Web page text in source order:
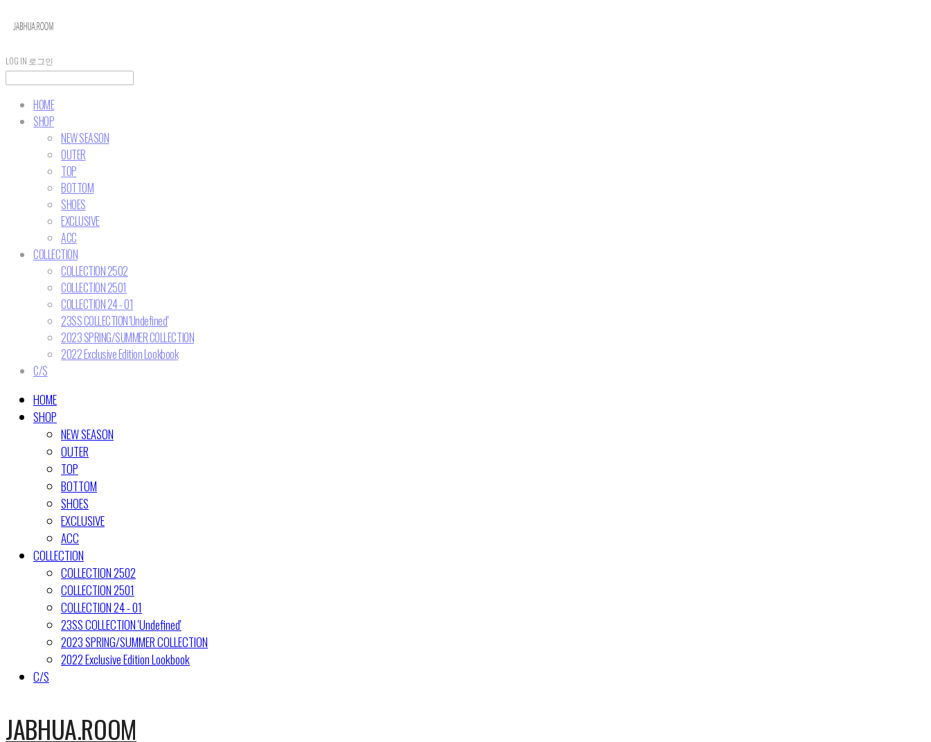
LOG IN 로그인
HOME
SHOP
NEW SEASON
OUTER
TOP
BOTTOM
SHOES
EXCLUSIVE
ACC
COLLECTION
COLLECTION 2502
COLLECTION 2501
COLLECTION 24 - 01
23SS COLLECTION 'Undefined'
2023 SPRING/SUMMER COLLECTION
2022 Exclusive Edition Lookbook
C/S
HOME
SHOP
NEW SEASON
OUTER
TOP
BOTTOM
SHOES
EXCLUSIVE
ACC
COLLECTION
COLLECTION 2502
COLLECTION 2501
COLLECTION 24 - 01
23SS COLLECTION 'Undefined'
2023 SPRING/SUMMER COLLECTION
2022 Exclusive Edition Lookbook
C/S
JABHUA.ROOM